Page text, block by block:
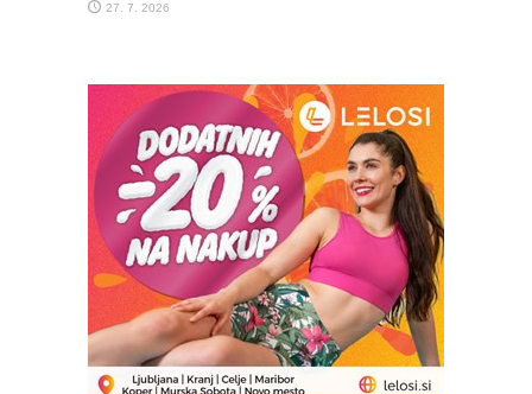
27. 7. 2026